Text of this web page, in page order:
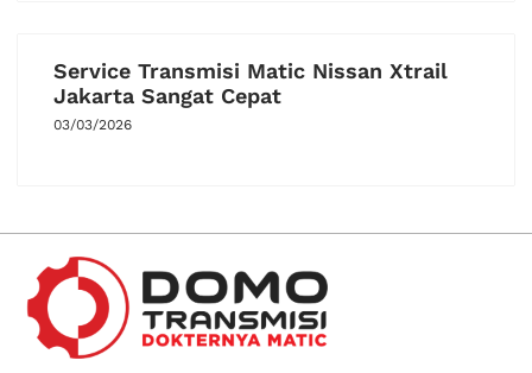
Service Transmisi Matic Nissan Xtrail
Jakarta Sangat Cepat
03/03/2026